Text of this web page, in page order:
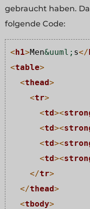
gebraucht haben.
folgende Code:
<h1>Men&uuml ; s</
<table>
<thead>
<tr>
<td><
<td><
<td><
<td><
</tr>
</thead>
<tbody>